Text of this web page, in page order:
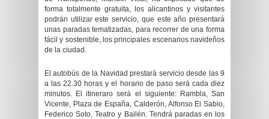
forma totalmente gratuita, los alicantinos y visitantes
podrán utilizar este servicio, que este año presentará
unas paradas tematizadas, para recorrer de una forma
fácil y sostenible, los principales escenarios navideños
de la ciudad.
El autobús de la Navidad prestará servicio desde las 9
a las 22.30 horas y el horario de paso será cada diez
minutos. El itineraro será el siguiente: Rambla, San
Vicente, Plaza de España, Calderón, Alfonso El Sabio,
Federico Soto, Teatro y Bailén. Tendrá paradas en los